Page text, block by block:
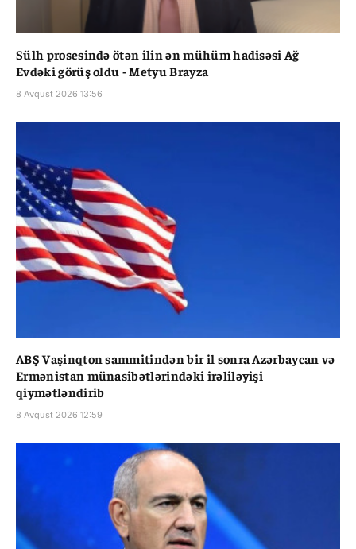
Sülh prosesində ötən ilin ən mühüm hadisəsi Ağ
Evdəki görüş oldu - Metyu Brayza
8 Avqust 2026 13:56
ABŞ Vaşinqton sammitindən bir il sonra Azərbaycan və
Ermənistan münasibətlərindəki irəliləyişi
qiymətləndirib
8 Avqust 2026 12:59